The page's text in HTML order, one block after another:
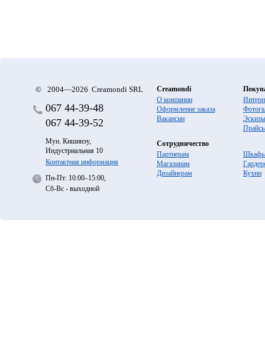
© 2004—2026 Creamondi SRL
067 44-39-48
067 44-39-52
Мун. Кишинэу,
Индустриальная 10
Контактная информация
Пн-Пт: 10:00–15:00,
Сб-Вс - выходной
Creamondi
О компании
Оформление заказа
Вакансии
Эскизы
Сотрудничество
Партнерам
Магазинам
Дизайнерам
Кухни